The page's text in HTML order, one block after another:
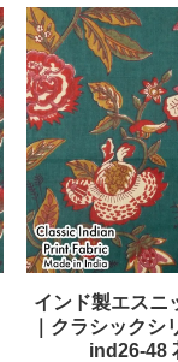
インド製エスニ
｜クラシックシ
ind26-48